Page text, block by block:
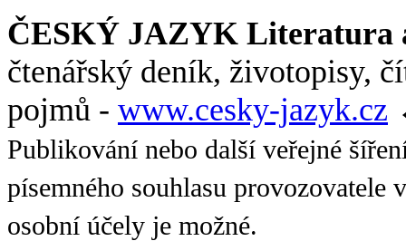
ČESKÝ JAZYK Literatura
čtenářský deník, životopisy,
pojmů - www.cesky-jazyk.cz
Publikování nebo další veřejné
písemného souhlasu
osobní účely je možné.